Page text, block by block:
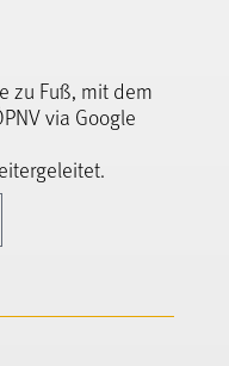
zu Fuß, mit dem
via Google